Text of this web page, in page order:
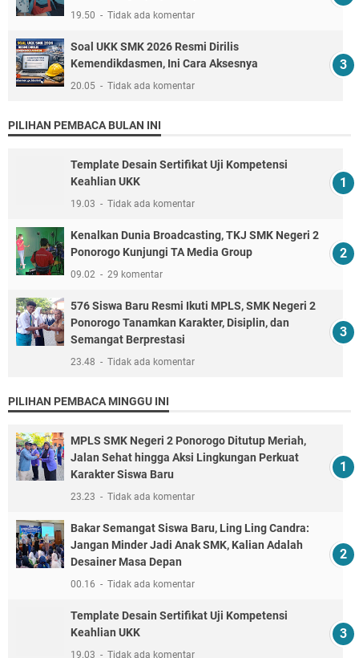
19.50 Tidak ada komentar
Soal UKK SMK 2026 Resmi Dirilis
Kemendikdasmen, Ini Cara Aksesnya
20.05 Tidak ada komentar
PILIHAN PEMBACA BULAN INI
Template Desain Sertifikat Uji Kompetensi
Keahlian UKK
19.03 Tidak ada komentar
Kenalkan Dunia Broadcasting, TKJ SMK Negeri 2
Ponorogo Kunjungi TA Media Group
09.02 29 komentar
576 Siswa Baru Resmi Ikuti MPLS, SMK Negeri 2
Ponorogo Tanamkan Karakter, Disiplin, dan
Semangat Berprestasi
23.48 Tidak ada komentar
PILIHAN PEMBACA MINGGU INI
MPLS SMK Negeri 2 Ponorogo Ditutup Meriah,
Jalan Sehat hingga Aksi Lingkungan Perkuat
Karakter Siswa Baru
23.23 Tidak ada komentar
Bakar Semangat Siswa Baru, Ling Ling Candra:
Jangan Minder Jadi Anak SMK, Kalian Adalah
Desainer Masa Depan
00.16 Tidak ada komentar
Template Desain Sertifikat Uji Kompetensi
Keahlian UKK
19.03 Tidak ada komentar